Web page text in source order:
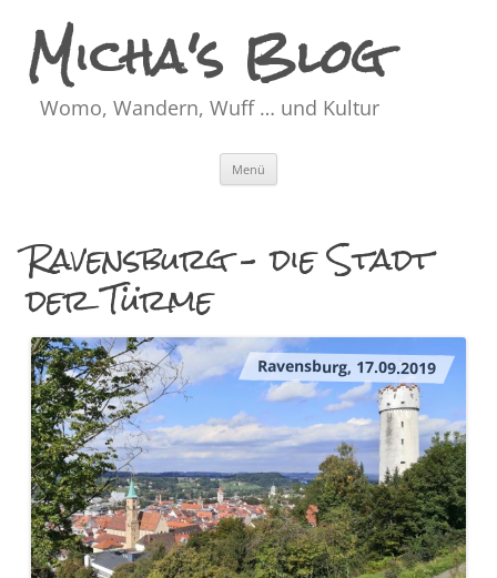
Micha's Blog
Womo, Wandern, Wuff … und Kultur
Menü
Ravensburg – die Stadt
der Türme
Ravensburg, 17.09.2019